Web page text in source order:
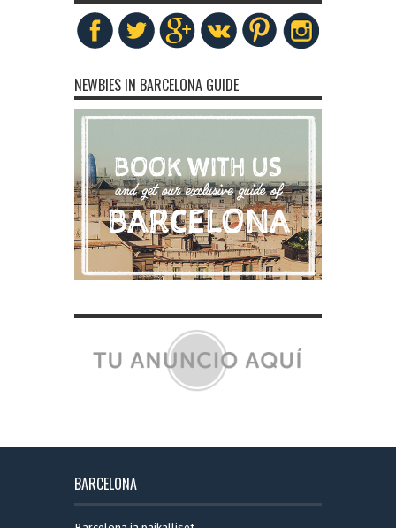
NEWBIES IN BARCELONA GUIDE
BARCELONA